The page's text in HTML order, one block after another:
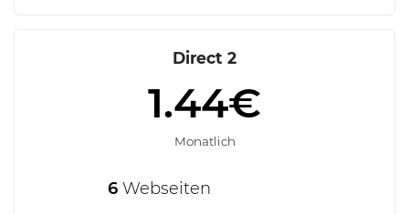
Direct 2
1.44€
Monatlich
6 Webseiten